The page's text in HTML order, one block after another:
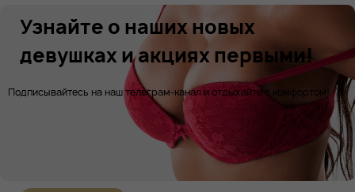
Узнайте о наших новых
девушках и акциях первыми!
Подписывайтесь на наш телеграм-канал и отдыхайте с комфортом!